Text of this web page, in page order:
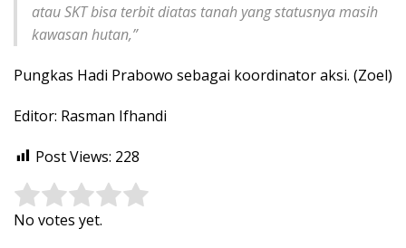
atau SKT bisa terbit diatas tanah yang statusnya masih
kawasan hutan,”
Pungkas Hadi Prabowo sebagai koordinator aksi. (Zoel)
Editor: Rasman Ifhandi
Post Views: 228
Rate this item:
No votes yet.